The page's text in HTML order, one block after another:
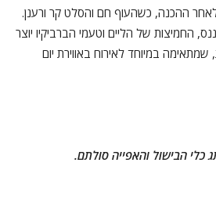
ההכנה, כשהעוף חם והסלט קר ורענן.
החמיצות של הליים וטעמי הברביקיו יוצר
שמתאימה במיוחד לאירוח באווירת יום
כלי הבישול והאפייה סולתם.